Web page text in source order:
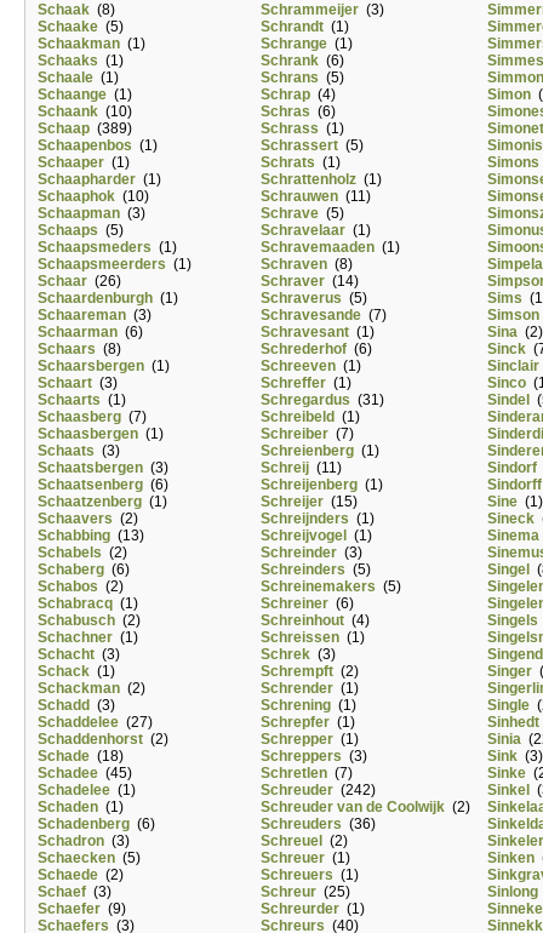
Schaak (8)
Schaake (5)
Schaakman (1)
Schaaks (1)
Schaale (1)
Schaange (1)
Schaank (10)
Schaap (389)
Schaapenbos (1)
Schaaper (1)
Schaapharder (1)
Schaaphok (10)
Schaapman (3)
Schaaps (5)
Schaapsmeders (1)
Schaapsmeerders (1)
Schaar (26)
Schaardenburgh (1)
Schaareman (3)
Schaarman (6)
Schaars (8)
Schaarsbergen (1)
Schaart (3)
Schaarts (1)
Schaasberg (7)
Schaasbergen (1)
Schaats (3)
Schaatsbergen (3)
Schaatsenberg (6)
Schaatzenberg (1)
Schaavers (2)
Schabbing (13)
Schabels (2)
Schaberg (6)
Schabos (2)
Schabracq (1)
Schabusch (2)
Schachner (1)
Schacht (3)
Schack (1)
Schackman (2)
Schadd (3)
Schaddelee (27)
Schaddenhorst (2)
Schade (18)
Schadee (45)
Schadelee (1)
Schaden (1)
Schadenberg (6)
Schadron (3)
Schaecken (5)
Schaede (2)
Schaef (3)
Schaefer (9)
Schaefers (3)
Schrammeijer (3)
Schrandt (1)
Schrange (1)
Schrank (6)
Schrans (5)
Schrap (4)
Schras (6)
Schrass (1)
Schrassert (5)
Schrats (1)
Schrattenholz (1)
Schrauwen (11)
Schrave (5)
Schravelaar (1)
Schravemaaden (1)
Schraven (8)
Schraver (14)
Schraverus (5)
Schravesande (7)
Schravesant (1)
Schrederhof (6)
Schreeven (1)
Schreffer (1)
Schregardus (31)
Schreibeld (1)
Schreiber (7)
Schreienberg (1)
Schreij (11)
Schreijenberg (1)
Schreijer (15)
Schreijnders (1)
Schreijvogel
(1)
Schreinder (3)
Schreinders (5)
Schreinemakers (5)
Schreiner (6)
Schreinhout (4)
Schreissen (1)
Schrek (3)
Schrempft (2)
Schrender (1)
Schrening (1)
Schrepfer (1)
Schrepper (1)
Schreppers (3)
Schretlen (7)
Schreuder (242)
Schreuder van de Coolwijk (2)
Schreuders (36)
Schreuel
(2)
Schreuer (1)
Schreuers (1)
Schreur (25)
Schreurder (1)
Schreurs (40)
Simmes
Simon
Simonet
Simonis
Simons
Sims
Simson
Sina (2)
Sinck
Sinclair
Sinco
Sindel
Sindorf
Sindorff
Sine (1)
Sineck
Sinema
Singel
Singels
Singer
Single
Sinhedt
Sinia
Sink (3)
Sinke
Sinkel
Sinkeler
Sinken
Sinlong
Sinneke